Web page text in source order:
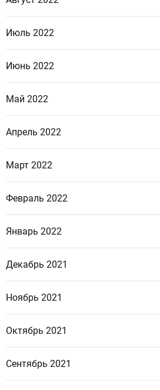
Июль 2022
Июнь 2022
Май 2022
Апрель 2022
Март 2022
Февраль 2022
Январь 2022
Декабрь 2021
Ноябрь 2021
Октябрь 2021
Сентябрь 2021